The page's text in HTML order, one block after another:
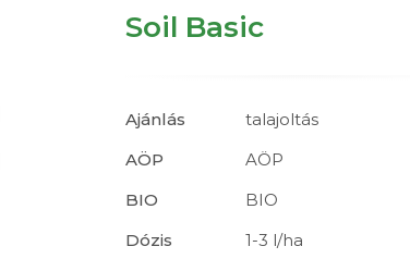
Soil Basic
Ajánlás
talajoltás
AÖP
AÖP
BIO
BIO
Dózis
1-3 l/ha